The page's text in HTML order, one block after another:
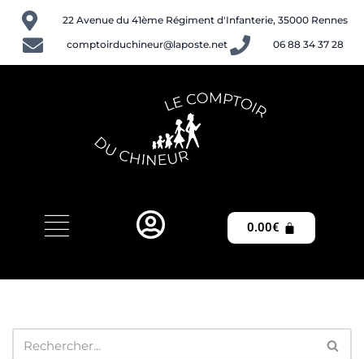
Aller
au
22 Avenue du 41ème Régiment d'Infanterie, 35000 Rennes
comptoirduchineur@laposte.net
06 88 34 37 28
0.00€